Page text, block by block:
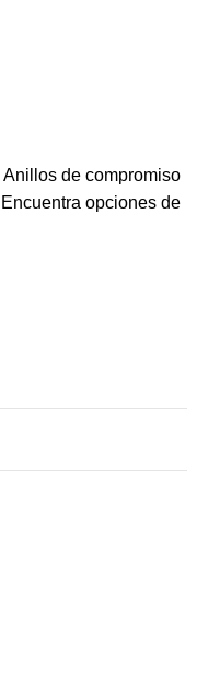
Anillos de compromiso
Encuentra opciones de